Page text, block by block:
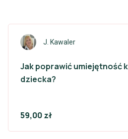
J. Kawaler
Jak poprawić umiejętność
dziecka?
59,00 zł